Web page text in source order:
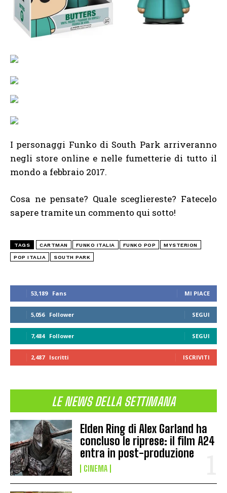
53,189 Fans MI PIACE
5,056 Follower SEGUI
7,484 Follower SEGUI
2,487 Iscritti ISCRIVITI
LE NEWS DELLA SETTIMANA
Elden Ring di Alex Garland ha
concluso le riprese: il film A24
entra in post-produzione
CINEMA
I personaggi Funko di South Park arriveranno
negli store online e nelle fumetterie di tutto il
mondo a febbraio 2017.
Cosa ne pensate? Quale scegliereste? Fatecelo
sapere tramite un commento qui sotto!
TAGS CARTMAN FUNKO ITALIA FUNKO POP MYSTERION
POP ITALIA SOUTH PARK